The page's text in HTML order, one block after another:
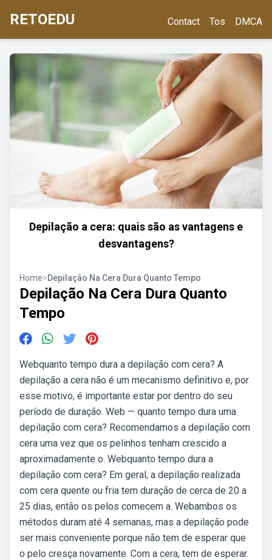
RETOEDU Contact Tos DMCA
Depilação a cera: quais são as vantagens e
desvantagens?
Home>Depilação Na Cera Dura Quanto Tempo
Depilação Na Cera Dura Quanto
Tempo
Webquanto tempo dura a depilação com cera? A
depilação a cera não é um mecanismo definitivo e, por
esse motivo, é importante estar por dentro do seu
período de duração. Web — quanto tempo dura uma
depilação com cera? Recomendamos a depilação com
cera uma vez que os pelinhos tenham crescido a
aproximadamente o. Webquanto tempo dura a
depilação com cera? Em geral, a depilação realizada
com cera quente ou fria tem duração de cerca de 20 a
25 dias, então os pelos comecem a. Webambos os
métodos duram até 4 semanas, mas a depilação pode
ser mais conveniente porque não tem de esperar que
o pelo cresça novamente. Com a cera, tem de esperar.